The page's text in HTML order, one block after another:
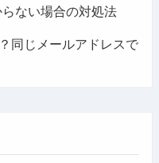
ない場合の対処法
同じメールアドレスで